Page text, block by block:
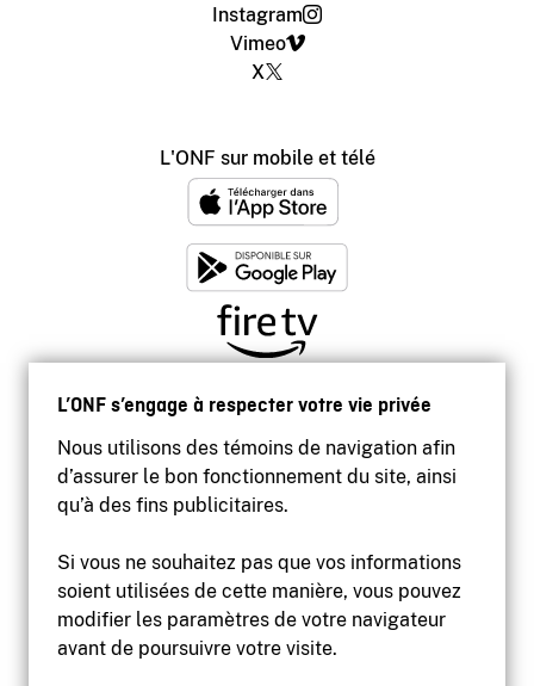
L’ONF s’engage à respecter votre vie privée
Nous utilisons des témoins de navigation afin
d’assurer le bon fonctionnement du site, ainsi
qu’à des fins publicitaires.
Si vous ne souhaitez pas que vos informations
soient utilisées de cette manière, vous pouvez
modifier les paramètres de votre navigateur
avant de poursuivre votre visite.
Instagram
Vimeo
X
L'ONF sur mobile et télé
Accessibilité
Site institutionnel